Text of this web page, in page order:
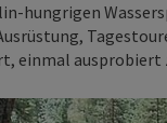
hungrigen
einmal ausprobiert